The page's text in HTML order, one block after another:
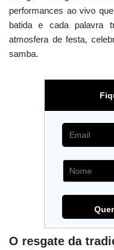
performances ao vivo
batida e cada palavra
atmosfera de festa,
samba.
O resgate da